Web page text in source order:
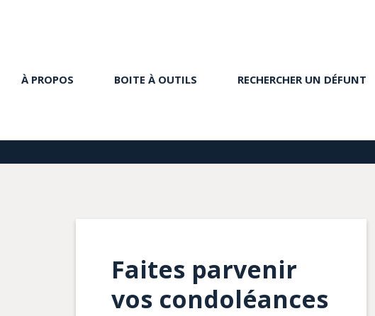
À PROPOS BOITE À OUTILS RECHERCHER UN DÉFUNT
Faites parvenir
vos condoléances